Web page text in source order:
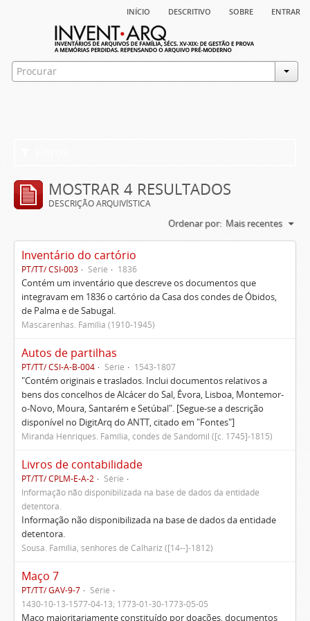
início descritivo sobre entrar
MOSTRAR 4 RESULTADOS
DESCRIÇÃO ARQUIVÍSTICA
Ordenar por: Mais recentes
Inventário do cartório
PT/TT/ CSI-003 Série 1836
Contém um inventário que descreve os documentos que
integravam em 1836 o cartório da Casa dos condes de Óbidos,
de Palma e de Sabugal.
Mascarenhas. Família (1910-1945)
Autos de partilhas
PT/TT/ CSI-A-B-004 Série 1543-1807
"Contém originais e traslados. Inclui documentos relativos a
bens dos concelhos de Alcácer do Sal, Évora, Lisboa, Montemor-
o-Novo, Moura, Santarém e Setúbal". [Segue-se a descrição
disponível no DigitArq do ANTT, citado em "Fontes"]
Miranda Henriques. Família, condes de Sandomil ([c. 1745]-1815)
Livros de contabilidade
PT/TT/ CPLM-E-A-2
Série
Informação não disponibilizada na base de dados da entidade
detentora.
Informação não disponibilizada na base de dados da entidade
detentora.
Sousa. Família, senhores de Calhariz ([14--]-1812)
Maço 7
PT/TT/ GAV-9-7
Série
1430-10-13-1577-04-13; 1773-01-30-1773-05-05
Maço maioritariamente constituído por doações, documentos